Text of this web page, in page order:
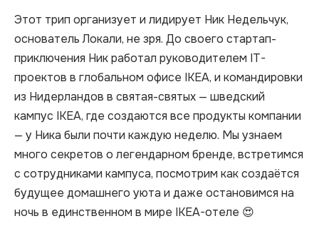
Этот трип организует и лидирует Ник Недельчук,
основатель Локали, не зря. До своего стартап-
приключения Ник работал руководителем IT-
проектов в глобальном офисе IKEA, и командировки
из Нидерландов в святая-святых — шведский
кампус IKEA, где создаются все продукты компании
— у Ника были почти каждую неделю. Мы узнаем
много секретов о легендарном бренде, встретимся
с сотрудниками кампуса, посмотрим как создаётся
будущее домашнего уюта и даже остановимся на
ночь в единственном в мире IKEA-отеле 😍